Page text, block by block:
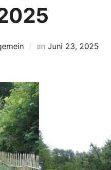
an Veröffentlicht
Juni 23, 2025